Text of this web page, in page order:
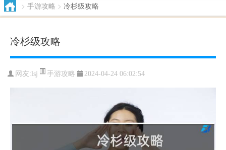
> 手游攻略 > 冷杉级攻略
冷杉级攻略
网友: lsj 手游攻略 2024-04-24 06:02:54